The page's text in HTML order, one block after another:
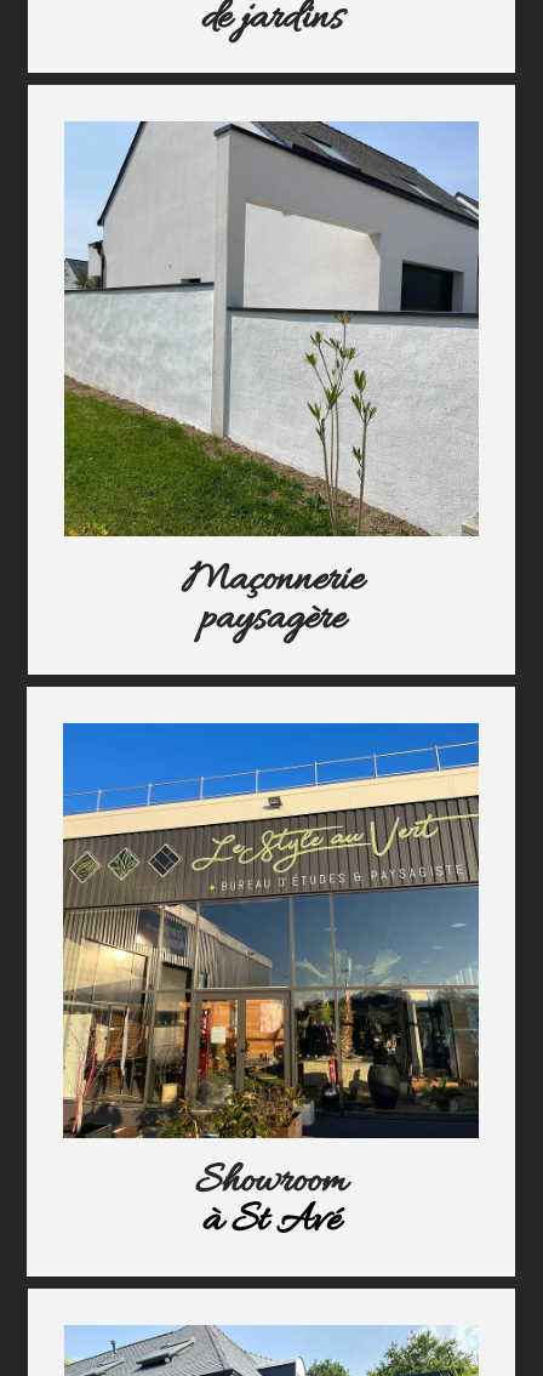
de jardins
Maçonnerie
paysagère
Showroom
à St Avé